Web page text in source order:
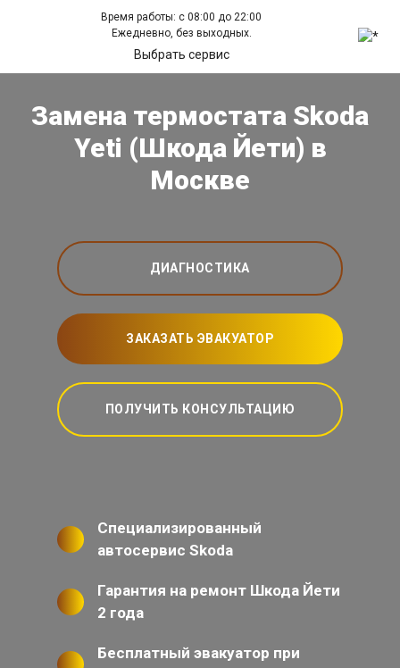
Время работы: с 08:00 до 22:00
Ежедневно, без выходных.
Выбрать сервис
Замена термостата Skoda
Yeti (Шкода Йети) в
Москве
ДИАГНОСТИКА
ЗАКАЗАТЬ ЭВАКУАТОР
ПОЛУЧИТЬ КОНСУЛЬТАЦИЮ
Специализированный
автосервис Skoda
Гарантия на ремонт Шкода Йети
2 года
Бесплатный эвакуатор при